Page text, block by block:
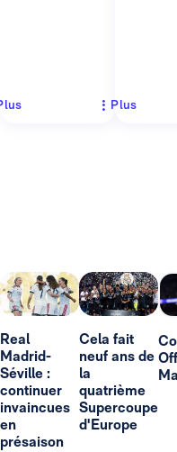
Plus
Real
Madrid-
Séville :
continuer
invaincues
en
présaison
Cela fait
neuf ans de
la
quatrième
Supercoupe
d'Europe